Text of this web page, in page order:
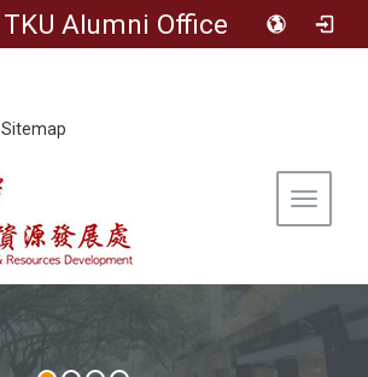
TKU Alumni Office
Sitemap
Toggle